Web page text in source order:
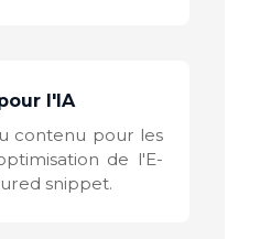
l'IA
contenu pour les
de l'E-
snippet.